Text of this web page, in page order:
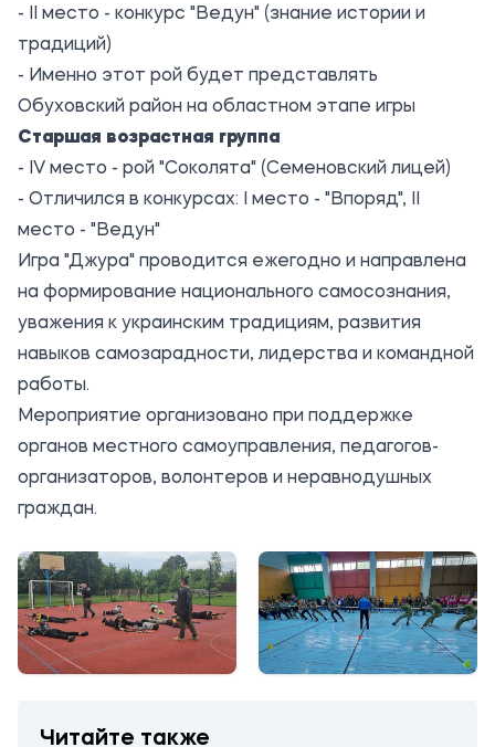
- ІІ место - конкурс "Ведун" (знание истории и
традиций)
- Именно этот рой будет представлять
Обуховский район на областном этапе игры
Старшая возрастная группа
- IV место - рой "Соколята" (Семеновский лицей)
- Отличился в конкурсах: І место - "Впоряд", ІІ
место - "Ведун"
Игра "Джура" проводится ежегодно и направлена
на формирование национального самосознания,
уважения к украинским традициям, развития
навыков самозарадности, лидерства и командной
работы.
Мероприятие организовано при поддержке
органов местного самоуправления, педагогов-
организаторов, волонтеров и неравнодушных
граждан.
Читайте также